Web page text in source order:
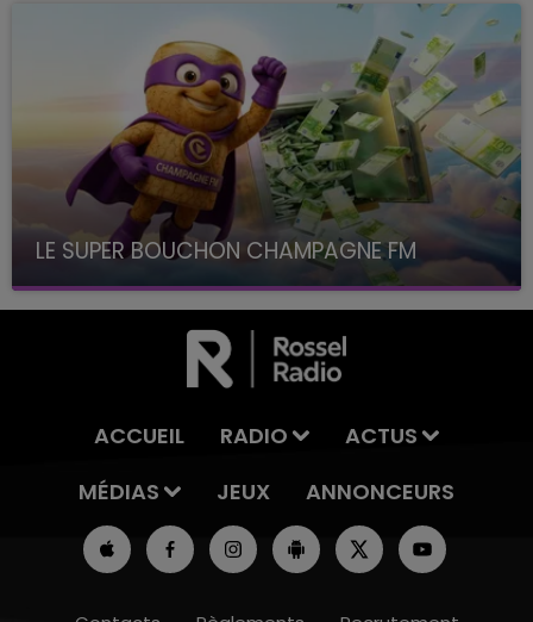
LE SUPER BOUCHON CHAMPAGNE FM
avec La Famille Champagne FM, à 8H10
ACCUEIL RADIO
ACTUS
MÉDIAS
JEUX ANNONCEURS